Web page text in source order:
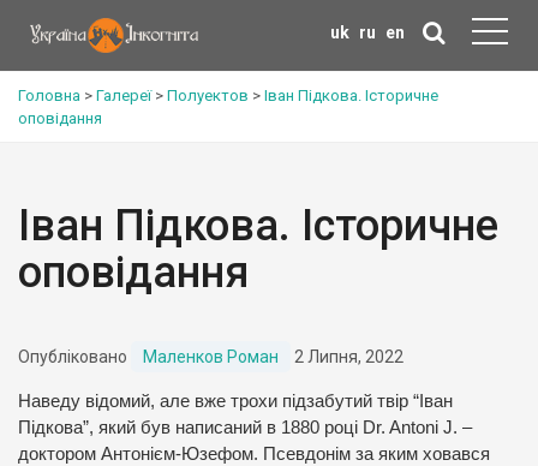
uk ru en
Головна > Галереї> Полуектов > Іван Підкова. Історичне
оповідання
Іван Підкова. Історичне
оповідання
Опубліковано Маленков Роман 2 Липня, 2022
Наведу відомий, але вже трохи підзабутий твір “Іван
Підкова”, який був написаний в 1880 році Dr. Antoni J. –
доктором Антонієм-Юзефом. Псевдонім за яким ховався